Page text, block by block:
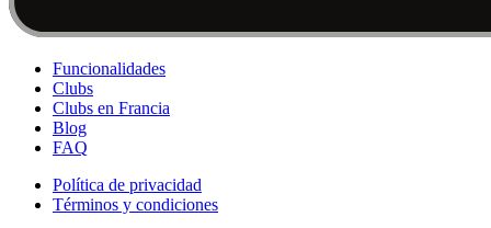
Funcionalidades
Clubs
Clubs en Francia
Blog
FAQ
Política de privacidad
Términos y condiciones